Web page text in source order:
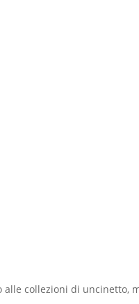
alle collezioni di uncinetto,